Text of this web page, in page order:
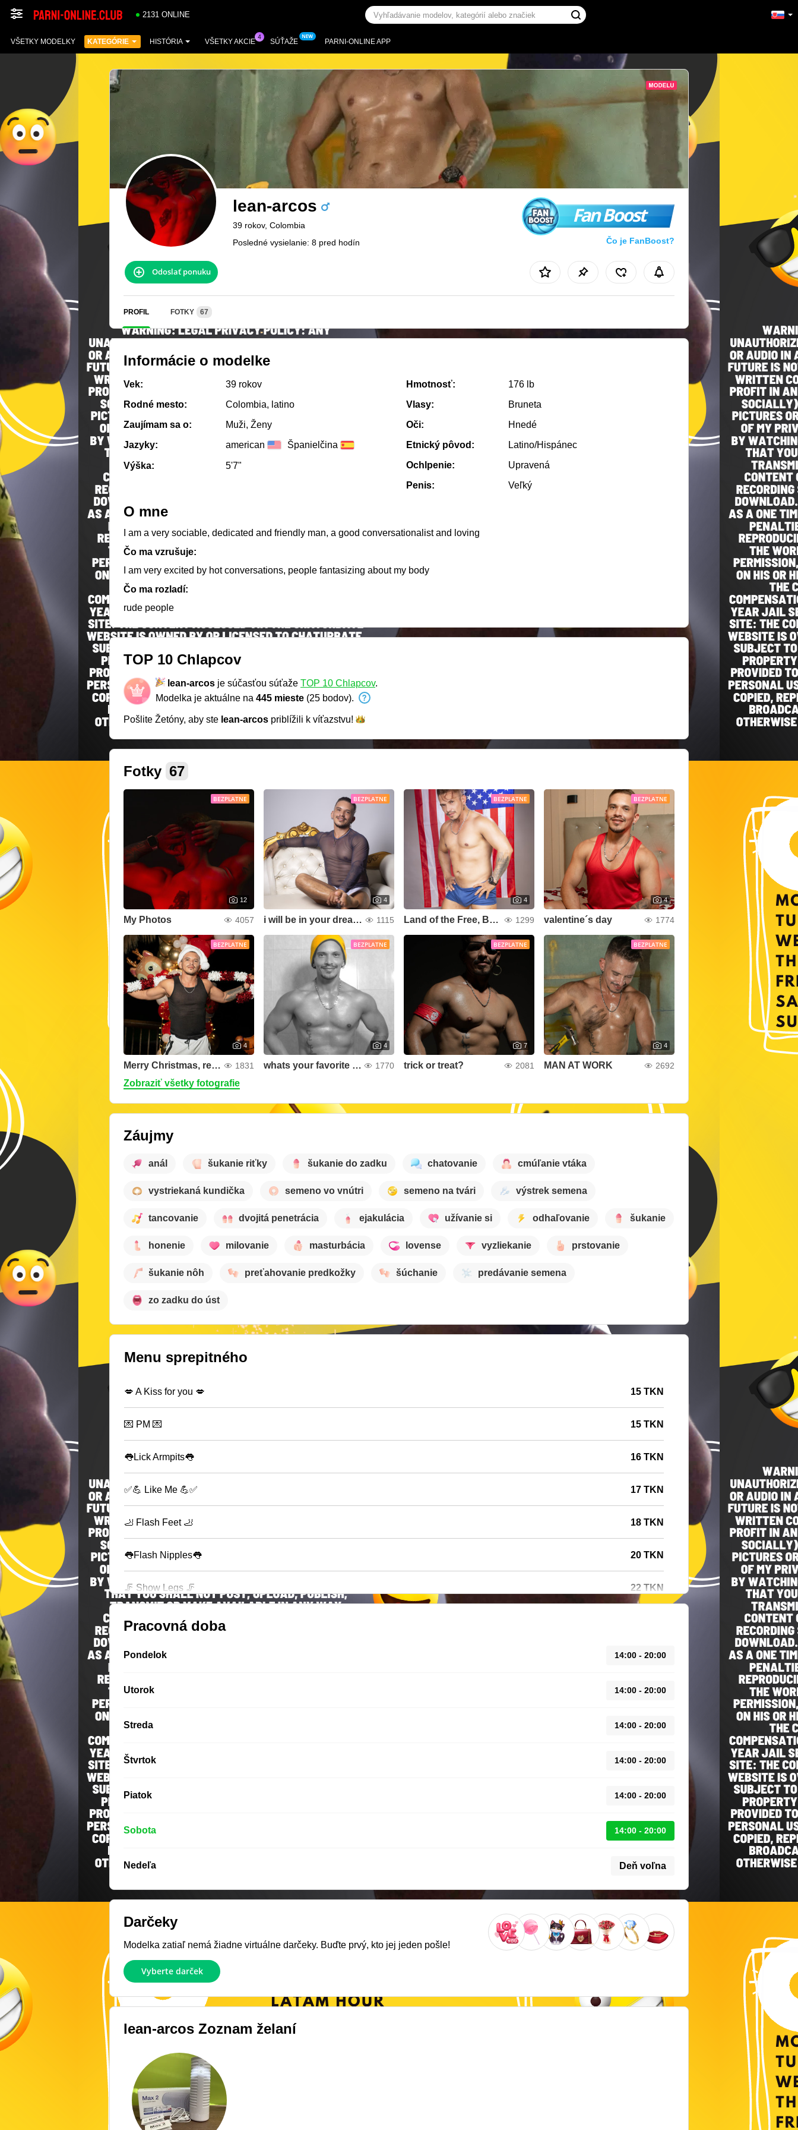
2131 ONLINE
VŠETKY MODELKY KATEGÓRIE HISTÓRIA VŠETKY AKCIE SÚŤAŽE PARNI-ONLINE APP
lean-arcos
39 rokov, Colombia
Posledné vysielanie: 8 pred hodín
Fan Boost
Čo je FanBoost?
Odoslať ponuku
PROFIL FOTKY 67
Informácie o modelke
Vek:
39 rokov
Rodné mesto:
Colombia, latino
Zaujímam sa o:
Muži, Ženy
Jazyky:
american Španielčina
Výška: 5'7"
Hmotnosť:
176 lb
Vlasy:
Bruneta
Oči:
Hnedé
Etnický pôvod:
Latino/Hispánec
Ochlpenie:
Upravená
Penis:
Veľký
O mne
I am a very sociable, dedicated and friendly man, a good conversationalist and loving
Čo ma vzrušuje:
I am very excited by hot conversations, people fantasizing about my body
Čo ma rozladí:
rude people
TOP 10 Chlapcov
lean-arcos je súčasťou súťaže TOP 10 Chlapcov.
Modelka je aktuálne na 445 mieste (25 bodov).
Pošlite Žetóny, aby ste lean-arcos priblížili k víťazstvu!
Fotky 67
BEZPLATNE
12
My Photos 4057
BEZPLATNE
4
i will be in your dreams 1115
BEZPLATNE
4
Land of the Free, Because of the Brave 1299
BEZPLATNE
4
valentine´s day 1774
BEZPLATNE
4
Merry Christmas, remember that I love you 1831
BEZPLATNE
4
whats your favorite color 1770
BEZPLATNE
7
trick or treat? 2081
BEZPLATNE
4
MAN AT WORK 2692
Zobraziť všetky fotografie
Záujmy
anál šukanie riťky šukanie do zadku chatovanie cmúľanie vtáka
vystriekaná kundička semeno vo vnútri semeno na tvári výstrek semena
tancovanie dvojitá penetrácia ejakulácia užívanie si odhaľovanie šukanie
honenie milovanie masturbácia lovense vyzliekanie prstovanie
šukanie nôh preťahovanie predkožky šúchanie predávanie semena
zo zadku do úst
Menu sprepitného
💋 A Kiss for you 💋 15 TKN
💌 PM 💌 15 TKN
👅Lick Armpits👅 16 TKN
✅💪 Like Me 💪✅ 17 TKN
🦶 Flash Feet 🦶 18 TKN
👅Flash Nipples👅 20 TKN
🦵 Show Legs 🦵 22 TKN
Pracovná doba
Pondelok 14:00 - 20:00
Utorok 14:00 - 20:00
Streda 14:00 - 20:00
Štvrtok 14:00 - 20:00
Piatok 14:00 - 20:00
Sobota 14:00 - 20:00
Nedeľa Deň voľna
Darčeky
Modelka zatiaľ nemá žiadne virtuálne darčeky. Buďte prvý, kto jej jeden pošle!
Vyberte darček
lean-arcos Zoznam želaní